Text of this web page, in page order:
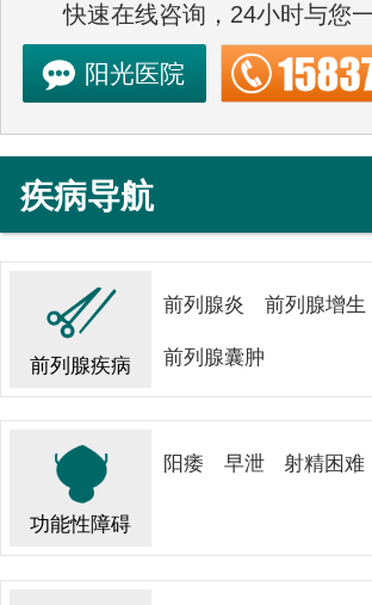
快速在线咨询，24小时与您
阳光医院
疾病导航
前列腺疾病
前列腺炎 前列腺增生
前列腺囊肿
功能性障碍
阳痿 早泄 射精困难